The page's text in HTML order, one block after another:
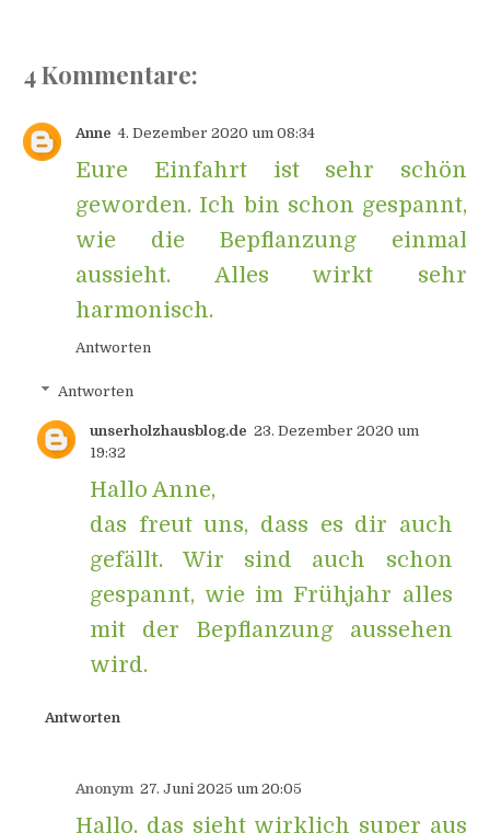
4 Kommentare:
Anne 4. Dezember 2020 um 08:34
Eure Einfahrt ist sehr schön
geworden. Ich bin schon gespannt,
wie die Bepflanzung einmal
aussieht. Alles wirkt sehr
harmonisch.
Antworten
Antworten
unserholzhausblog.de 23. Dezember 2020 um
19:32
Hallo Anne,
das freut uns, dass es dir auch
gefällt. Wir sind auch schon
gespannt, wie im Frühjahr alles
mit der Bepflanzung aussehen
wird.
Antworten
Anonym 27. Juni 2025 um 20:05
Hallo, das sieht wirklich super aus